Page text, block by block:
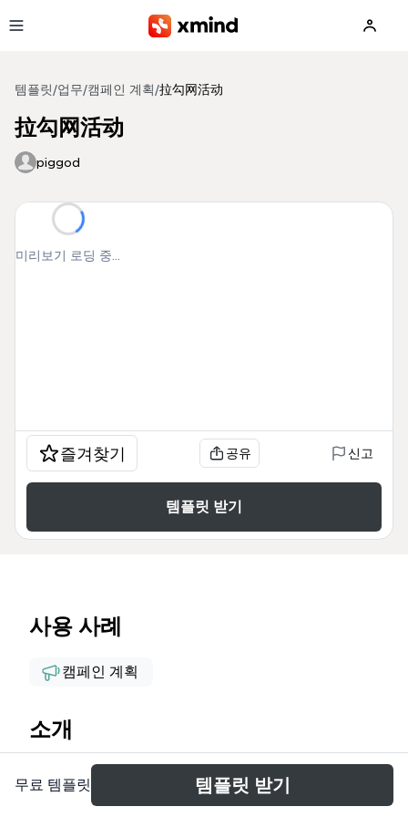
템플릿 /업무/캠페인 계획 /拉勾网活动
拉勾网活动
piggod
미리보기 로딩 중...
즐겨찾기 공유 신고
템플릿 받기
사용 사례
캠페인 계획
소개
拉勾网活动模板是Xmind上一份专为互联网招聘平台活
动策划设计的思维导图，涵盖从合同签订到投放复盘的
무료 템플릿 템플릿 받기